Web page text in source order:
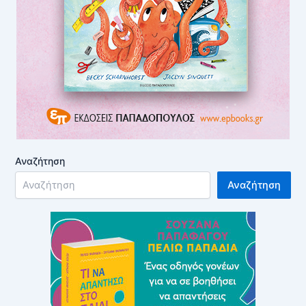
Αναζήτηση
Αναζήτηση